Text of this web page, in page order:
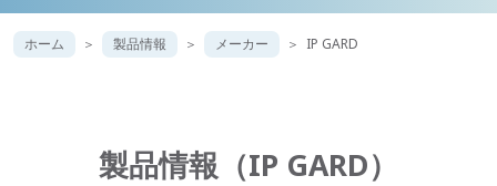
ホーム 製品情報 メーカー IP GARD
製品情報（IP GARD）